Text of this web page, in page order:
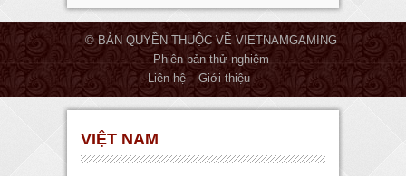
© BẢN QUYỀN THUỘC VỀ VIETNAMGAMING
- Phiên bản thử nghiệm
Liên hệ
Giới thiệu
VIỆT NAM